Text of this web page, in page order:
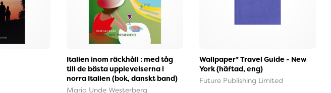
Italien inom räckhåll : med tåg
till de bästa upplevelserna i
norra Italien (bok, danskt band)
Maria Unde Westerberg
Wallpaper* Travel Guide - New
York (häftad, eng)
Future Publishing Limited